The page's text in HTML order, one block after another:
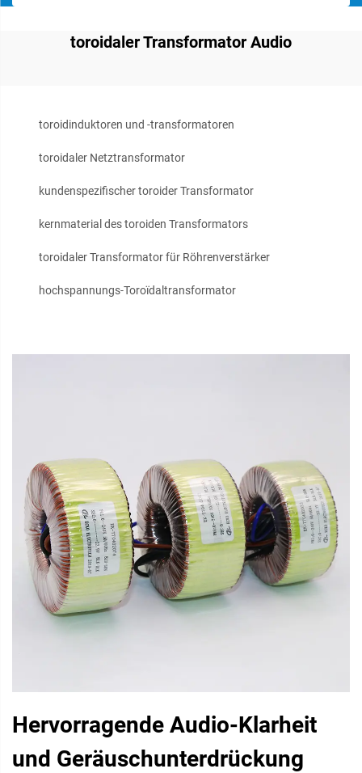
toroidaler Transformator Audio
toroidinduktoren und -transformatoren
toroidaler Netztransformator
kundenspezifischer toroider Transformator
kernmaterial des toroiden Transformators
toroidaler Transformator für Röhrenverstärker
hochspannungs-Toroïdaltransformator
Hervorragende Audio-Klarheit
und Geräuschunterdrückung